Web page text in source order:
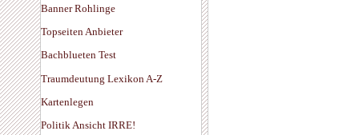
Banner Rohlinge
Topseiten Anbieter
Bachblueten Test
Traumdeutung Lexikon A-Z
Kartenlegen
Politik Ansicht IRRE!